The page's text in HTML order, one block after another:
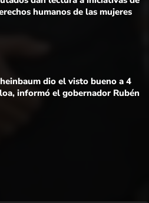
humanos de las mujeres
dio el visto bueno a 4
informó el gobernador Rubén